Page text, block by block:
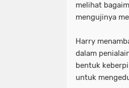
melihat
mengujinya
Harry
dalam
bentuk
untuk